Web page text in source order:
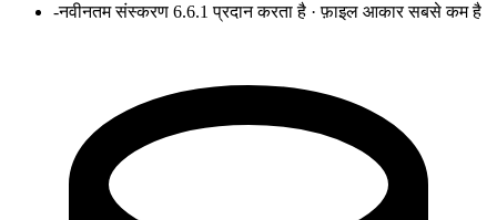
-नवीनतम संस्करण 6.6.1 प्रदान करता है · फ़ाइल आकार सबसे कम है